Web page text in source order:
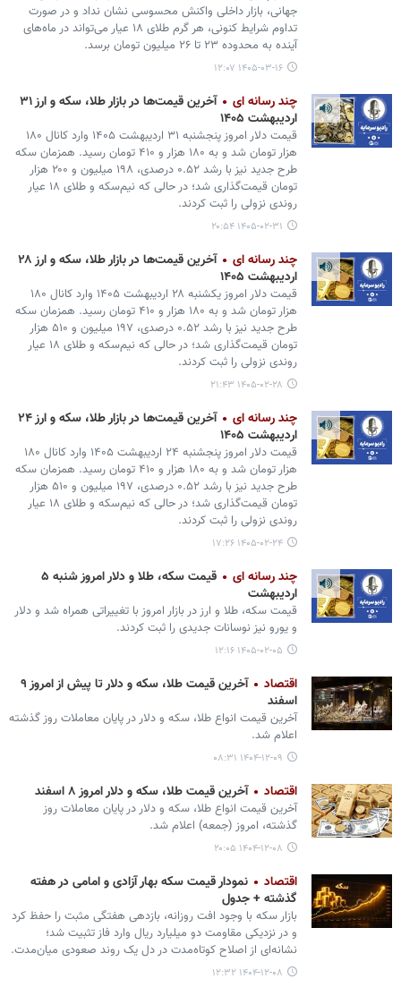
جهانی، بازار داخلی واکنش محسوسی نشان نداد و در صورت
تداوم شرایط کنونی، هر گرم طلای ۱۸ عیار می‌تواند در ماه‌های
آینده به محدوده ۲۳ تا ۲۶ میلیون تومان برسد.
۱۴۰۵-۰۳-۱۶ ۱۲:۰۷
چند رسانه ای
آخرین قیمت‌ها در بازار طلا، سکه و ارز ۳۱
اردیبهشت ۱۴۰۵
قیمت دلار امروز پنجشنبه ۳۱ اردیبهشت ۱۴۰۵ وارد کانال ۱۸۰
هزار تومان شد و به ۱۸۰ هزار و ۴۱۰ تومان رسید. همزمان سکه
طرح جدید نیز با رشد ۰.۵۲ درصدی، ۱۹۸ میلیون و ۲۰۰ هزار
تومان قیمت‌گذاری شد؛ در حالی که نیم‌سکه و طلای ۱۸ عیار
روندی نزولی را ثبت کردند.
۱۴۰۵-۰۲-۳۱ ۲۰:۵۴
چند رسانه ای
آخرین قیمت‌ها در بازار طلا، سکه و ارز ۲۸
اردیبهشت ۱۴۰۵
قیمت دلار امروز یکشنبه ۲۸ اردیبهشت ۱۴۰۵ وارد کانال ۱۸۰
هزار تومان شد و به ۱۸۰ هزار و ۴۱۰ تومان رسید. همزمان سکه
طرح جدید نیز با رشد ۰.۵۲ درصدی، ۱۹۷ میلیون و ۵۱۰ هزار
تومان قیمت‌گذاری شد؛ در حالی که نیم‌سکه و طلای ۱۸ عیار
روندی نزولی را ثبت کردند.
۱۴۰۵-۰۲-۲۸ ۲۱:۴۳
چند رسانه ای
آخرین قیمت‌ها در بازار طلا، سکه و ارز ۲۴
اردیبهشت ۱۴۰۵
قیمت دلار امروز پنجشنبه ۲۴ اردیبهشت ۱۴۰۵ وارد کانال ۱۸۰
هزار تومان شد و به ۱۸۰ هزار و ۴۱۰ تومان رسید. همزمان سکه
طرح جدید نیز با رشد ۰.۵۲ درصدی، ۱۹۷ میلیون و ۵۱۰ هزار
تومان قیمت‌گذاری شد؛ در حالی که نیم‌سکه و طلای ۱۸ عیار
روندی نزولی را ثبت کردند.
۱۴۰۵-۰۲-۲۴ ۱۷:۲۶
چند رسانه ای
قیمت سکه، طلا و دلار امروز شنبه ۵
اردیبهشت
قیمت سکه، طلا و ارز در بازار امروز با تغییراتی همراه شد و دلار
و یورو نیز نوسانات جدیدی را ثبت کردند.
۱۴۰۵-۰۲-۰۵ ۱۲:۱۶
اقتصاد
آخرین قیمت طلا، سکه و دلار تا پیش از امروز ۹
اسفند
آخرین قیمت انواع طلا، سکه و دلار در پایان معاملات روز گذشته
اعلام شد.
۱۴۰۴-۱۲-۰۹ ۰۸:۳۱
اقتصاد آخرین قیمت طلا، سکه و دلار امروز ۸ اسفند
آخرین قیمت انواع طلا، سکه و دلار در پایان معاملات روز
گذشته، امروز (جمعه) اعلام شد.
۱۴۰۴-۱۲-۰۸ ۲۰:۰۵
اقتصاد
نمودار قیمت سکه بهار آزادی و امامی در هفته
گذشته + جدول
بازار سکه با وجود افت روزانه، بازدهی هفتگی مثبت را حفظ کرد
و در نزدیکی مقاومت دو میلیارد ریال وارد فاز تثبیت شد؛
نشانه‌ای از اصلاح کوتاه‌مدت در دل یک روند صعودی میان‌مدت.
۱۴۰۴-۱۲-۰۸ ۱۲:۳۲